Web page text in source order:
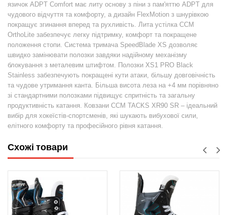
язичок ADPT Comfort має литу основу з піни з пам'яттю ADPT для
чудового відчуття та комфорту, а дизайн FlexMotion з шнурівкою
покращує згинання вперед та рухливість. Лита устілка CCM
OrthoLite забезпечує легку підтримку, комфорт та покращене
положення стопи. Система тримача SpeedBlade XS дозволяє
швидко замінювати полозки завдяки надійному механізму
блокування з металевим штифтом. Полозки XS1 PRO Black
Stainless забезпечують покращені кути атаки, більшу довговічність
та чудове утримання канта. Більша висота леза на +4 мм порівняно
зі стандартними полозками підвищує спритність та загальну
продуктивність катання. Ковзани CCM TACKS XR90 SR – ідеальний
вибір для хокеїстів-спортсменів, які шукають вибухової сили,
елітного комфорту та професійного рівня катання.
Схожі товари